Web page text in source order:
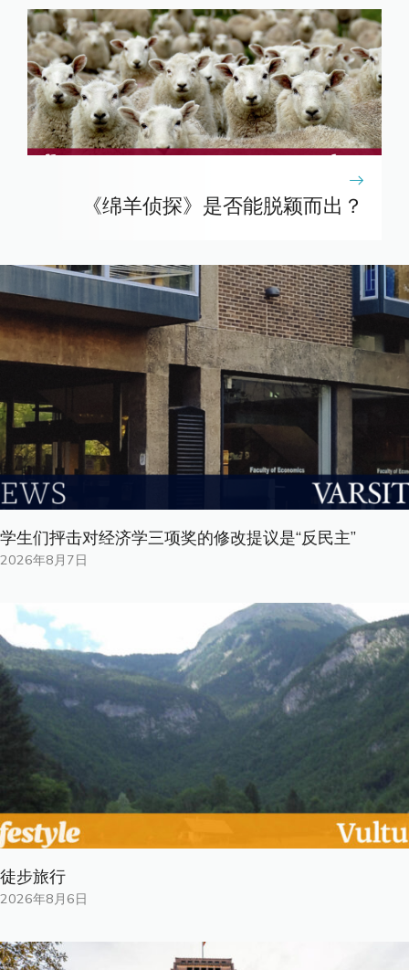
《绵羊侦探》是否能脱颖而出？
学生们抨击对经济学三项奖的修改提议是“反民主”
2026年8月7日
徒步旅行
2026年8月6日